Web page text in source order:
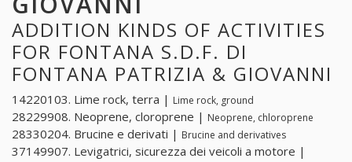
ADDITION KINDS OF ACTIVITIES
FOR FONTANA S.D.F. DI
FONTANA PATRIZIA & GIOVANNI
14220103. Lime rock, terra | Lime rock, ground
28229908. Neoprene, cloroprene | Neoprene, chloroprene
28330204. Brucine e derivati | Brucine and derivatives
37149907. Levigatrici, sicurezza dei veicoli a motore |